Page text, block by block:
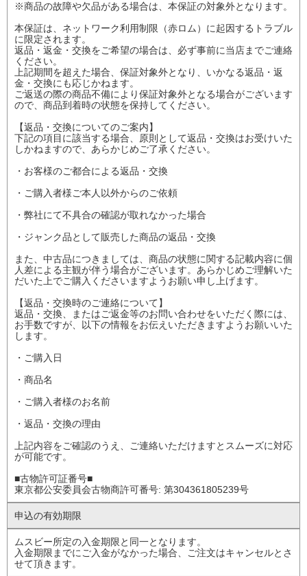
※商品の故障や欠品がある場合は、本保証の対象外となります。
本保証は、ネットワーク利用制限（赤ロム）に起因するトラブル
に限定されます。
返品・返金・交換をご希望の場合は、必ず事前に当店までご連絡
ください。
上記期間を超えた場合、保証対象外となり、いかなる返品・返
金・交換にも応じかねます。
ご返送の際の商品不備により保証対象外となる場合がございます
ので、商品到着時の状態を保持してください。
【返品・交換についてのご案内】
下記の項目に該当する場合、原則として返品・交換はお受けいた
しかねますので、あらかじめご了承ください。
・お客様のご都合による返品・交換
・ご購入者様ご本人以外からのご依頼
・弊社にて不具合の確認が取れなかった場合
・ジャンク品として販売した商品の返品・交換
また、中古品につきましては、商品の状態に関する記載内容に個
人差による主観が伴う場合がございます。あらかじめご理解いた
だいた上でご購入くださいますようお願い申し上げます。
【返品・交換時のご連絡について】
返品・交換、またはご返金等のお問い合わせをいただく際には、
お手数ですが、以下の情報をお伝えいただきますようお願いいた
します。
・ご購入日
・商品名
・ご購入者様のお名前
・返品・交換の理由
上記内容をご確認のうえ、ご連絡いただけますとスムーズに対応
が可能です。
■古物許可証番号■
東京都公安委員会古物商許可番号: 第304361805239号
申込の有効期限
ムスビー所定の入金期限と同一となります。
入金期限までにご入金がなかった場合、ご注文はキャンセルとさ
せて頂きます。